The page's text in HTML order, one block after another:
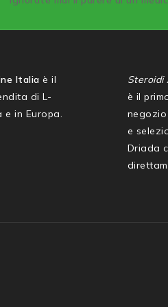
Italia è il
di L-
e in Europa.
Steroidi
è il
e
Driada